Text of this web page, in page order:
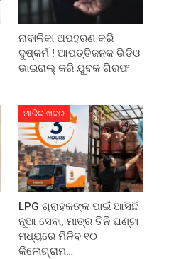
ନାବାଳିକା ଅପହରଣ କରି
ଦୁଷ୍କର୍ମ ! ଆପତ୍ତିଜନକ ଭିଡିଓ
ଭାଇରାଲ୍ କରି ଯୁବକ ଗିରଫ
ଆଜିର ଖବର
LPG ଗ୍ରାହକଙ୍କ ପାଇଁ ଆସିଛି
ନୂଆ ସେବା, ମାତ୍ର ତିନି ଘଣ୍ଟା
ମଧ୍ୟରେ ମିଳିବ ୧୦
କିଲୋଗ୍ରାମ…